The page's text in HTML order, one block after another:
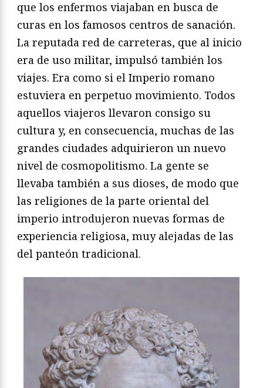
que los enfermos viajaban en busca de
curas en los famosos centros de sanación.
La reputada red de carreteras, que al inicio
era de uso militar, impulsó también los
viajes. Era como si el Imperio romano
estuviera en perpetuo movimiento. Todos
aquellos viajeros llevaron consigo su
cultura y, en consecuencia, muchas de las
grandes ciudades adquirieron un nuevo
nivel de cosmopolitismo. La gente se
llevaba también a sus dioses, de modo que
las religiones de la parte oriental del
imperio introdujeron nuevas formas de
experiencia religiosa, muy alejadas de las
del panteón tradicional.